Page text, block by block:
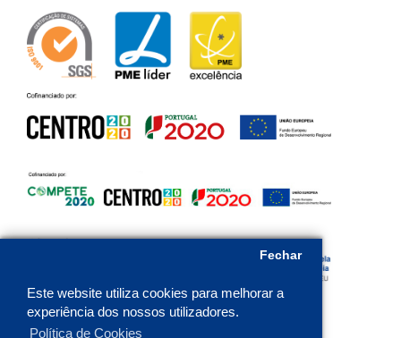
Este website utiliza cookies para melhorar a
experiência dos nossos utilizadores.
Política de Cookies
Fechar